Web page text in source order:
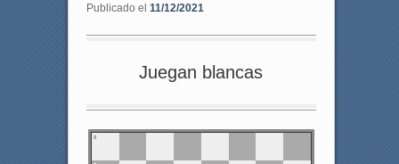
Publicado el 11/12/2021
Juegan blancas
8